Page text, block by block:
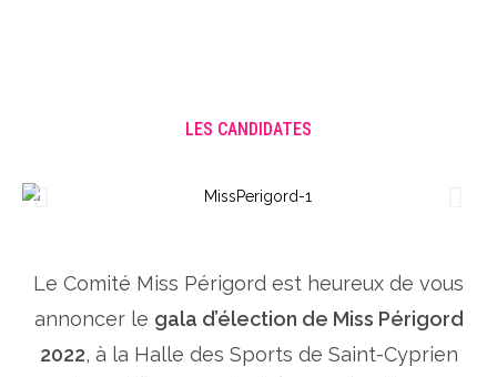
LES CANDIDATES
Le Comité Miss Périgord est heureux de vous
annoncer le gala d’élection de Miss Périgord
2022, à la Halle des Sports de Saint-Cyprien